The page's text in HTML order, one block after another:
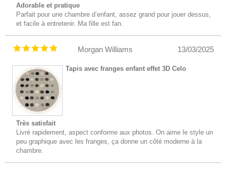
Adorable et pratique
Parfait pour une chambre d’enfant, assez grand pour jouer dessus,
et facile à entretenir. Ma fille est fan.
13/03/2025
Morgan Williams
Tapis avec franges enfant effet 3D Celo
Très satisfait
Livré rapidement, aspect conforme aux photos. On aime le style un
peu graphique avec les franges, ça donne un côté moderne à la
chambre.